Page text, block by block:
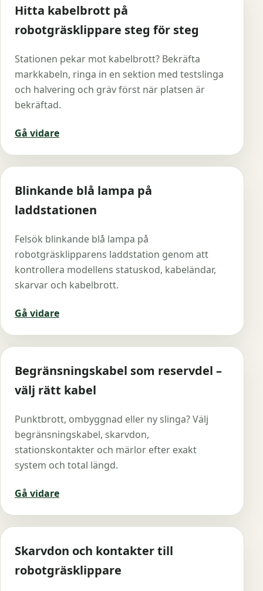
Hitta kabelbrott på
robotgräsklippare steg för steg
Stationen pekar mot kabelbrott? Bekräfta
markkabeln, ringa in en sektion med testslinga
och halvering och gräv först när platsen är
bekräftad.
Gå vidare
Blinkande blå lampa på
laddstationen
Felsök blinkande blå lampa på
robotgräsklipparens laddstation genom att
kontrollera modellens statuskod, kabeländar,
skarvar och kabelbrott.
Gå vidare
Begränsningskabel som reservdel –
välj rätt kabel
Punktbrott, ombyggnad eller ny slinga? Välj
begränsningskabel, skarvdon,
stationskontakter och märlor efter exakt
system och total längd.
Gå vidare
Skarvdon och kontakter till
robotgräsklippare